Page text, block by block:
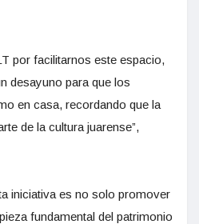
por facilitarnos este espacio,
desayuno para que los
en casa, recordando que la
de la cultura juarense”,
iniciativa es no solo promover
fundamental del patrimonio